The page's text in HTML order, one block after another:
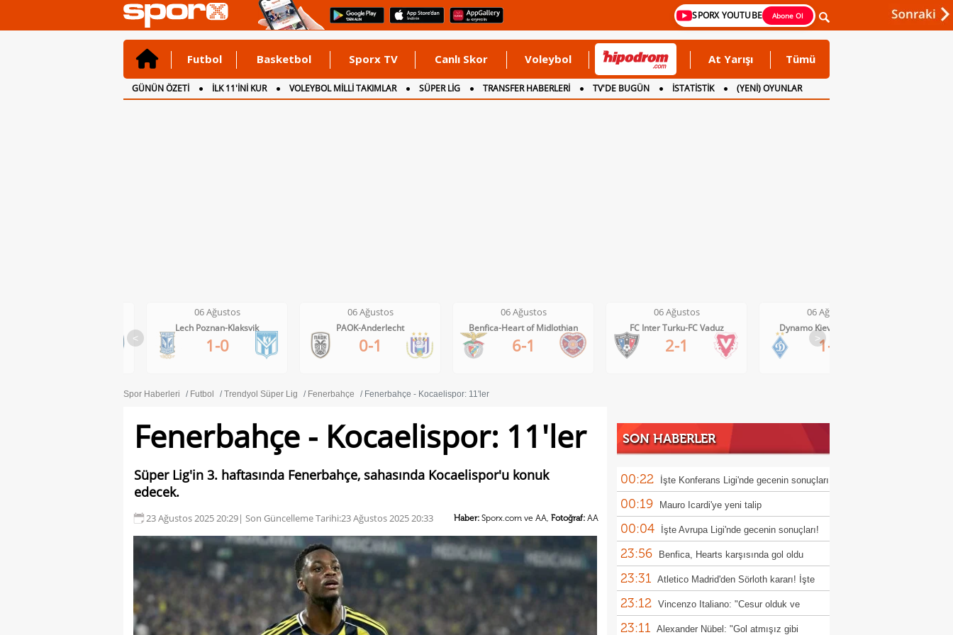
SPORX YOUTUBE Abone Ol
Futbol Basketbol Sporx TV Canlı Skor Voleybol At Yarışı Tümü
GÜNÜN ÖZETİ İLK 11'İNİ KUR VOLEYBOL MİLLİ TAKIMLAR SÜPER LİG TRANSFER HABERLERİ TV'DE BUGÜN İSTATİSTİK
(YENİ) OYUNLAR
CANLI ANLATIM
İNGİLTERE
<
06 Ağustos
Lech Poznan-Klaksvik
1-0
06 Ağustos
PAOK-Anderlecht
0-1
06 Ağustos
Benfica-Heart of Midlothian
6-1
06 Ağustos
FC Inter Turku-FC Vaduz
2-1
06 Ağustos
Dynamo Kiev-Qarabag FK
1-0
>
Spor Haberleri Futbol Trendyol Süper Lig Fenerbahçe Fenerbahçe - Kocaelispor: 11'ler
Fenerbahçe - Kocaelispor: 11'ler
Süper Lig'in 3. haftasında Fenerbahçe, sahasında Kocaelispor'u konuk
edecek.
23 Ağustos 2025 20:29| Son Güncelleme Tarihi:23 Ağustos 2025 20:33 Haber: Sporx.com ve AA, Fotoğraf: AA
SON HABERLER
00:22 İşte Konferans Ligi'nde gecenin sonuçları
00:19 Mauro Icardi'ye yeni talip
00:04 İşte Avrupa Ligi'nde gecenin sonuçları!
23:56 Benfica, Hearts karşısında gol oldu
yağdı!
23:31 Atletico Madrid'den Sörloth kararı! İşte
istenen rakam
23:12 Vincenzo Italiano: "Cesur olduk ve
kazandık"
23:11 Alexander Nübel: "Gol atmışız gibi